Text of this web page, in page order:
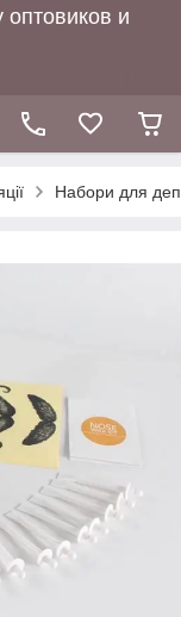
оптовиков и
Набори для